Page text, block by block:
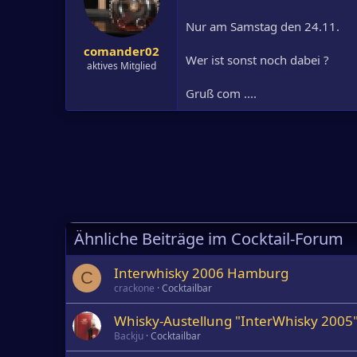
comander02
aktives Mitglied
Nur am Samstag den 24.11.
Wer ist sonst noch dabei ?
Gruß com ....
Ähnliche Beiträge im Cocktail-Forum
C Interwhisky 2006 Hamburg
crackone Cocktailbar
Whisky-Austellung "InterWhisky
Backju Cocktailbar